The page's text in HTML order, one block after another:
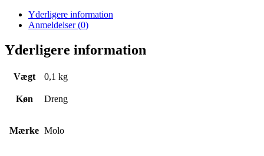
antal
Yderligere information
Anmeldelser (0)
Yderligere information
Vægt 0,1 kg
Køn Dreng
Mærke Molo